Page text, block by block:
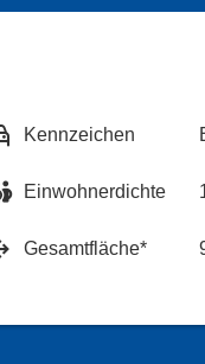
Kennzeichen
Einwohnerdichte
Gesamtfläche*